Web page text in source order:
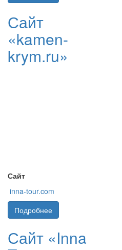
Сайт
«kamen-
krym.ru»
Сайт
inna-tour.com
Подробнее
Сайт «Inna